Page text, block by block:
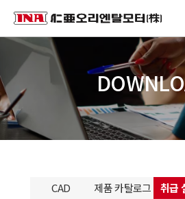
CAD 제품 카탈로그 취급